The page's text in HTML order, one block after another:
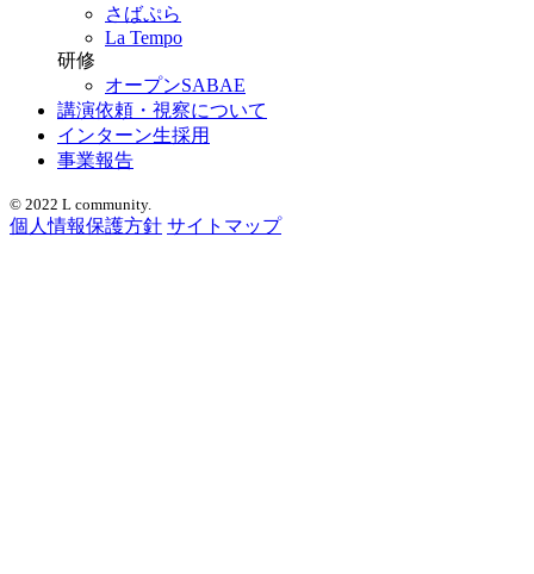
さばぷら
La Tempo
研修
オープンSABAE
講演依頼・視察について
インターン生採用
事業報告
© 2022 L community.
個人情報保護方針 サイトマップ